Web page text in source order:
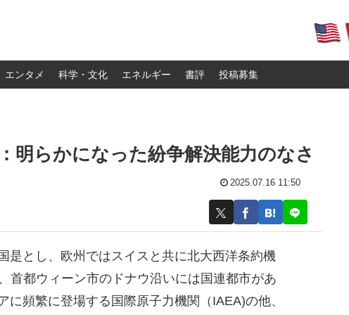
エンタメ 科学・文化 エネルギー 書評 投稿募集
明らかになった紛争解決能力のなさ
2025.07.16 11:50
是とし、欧州ではスイスと共に北大西洋条約機
首都ウィーン市のドナウ沿いには国連都市があ
頻繁に登場する国際原子力機関（IAEA)の他、